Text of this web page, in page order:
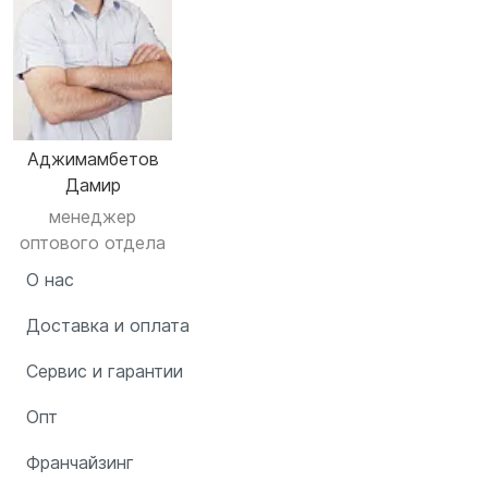
Аджимамбетов
Дамир
менеджер
оптового отдела
О нас
Доставка и оплата
Сервис и гарантии
Опт
Франчайзинг